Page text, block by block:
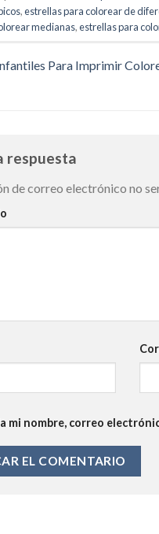
,estrellas para colorear de
medianas,estrellas para
Para Imprimir
respuesta
de correo electrónico no
mi nombre, correo